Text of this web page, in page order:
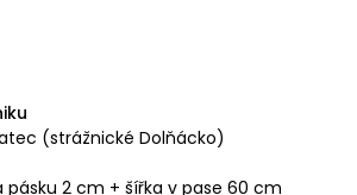
květy barvy bílé,
oranžové). V dolních rozích
olemovány žlutou nití, jsou taktéž
Pásek zástěry je přišitý
ušitá na šicím stroji.
(strážnické Dolňácko)
pásku 2 cm + šířka v pase 60 cm